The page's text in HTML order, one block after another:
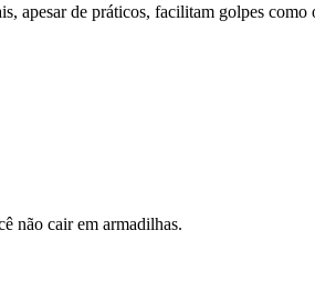
apesar de práticos, facilitam golpes
não cair em armadilhas.